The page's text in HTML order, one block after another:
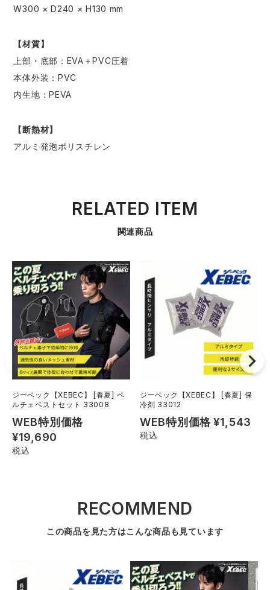
W300 × D240 × H130 mm
【材質】
上部・底部：EVA＋PVC圧着
本体外装：PVC
内生地：PEVA
【断熱材】
アルミ発泡ポリスチレン
RELATED ITEM
関連商品
ジーベック【XEBEC】 [春夏] ペ
ルチェベストセット 33008
WEB特別価格
¥19,690
税込
ジーベック【XEBEC】 [春夏] 保
冷剤 33012
WEB特別価格¥1,543
税込
RECOMMEND
この商品を見た方はこんな商品も見ています